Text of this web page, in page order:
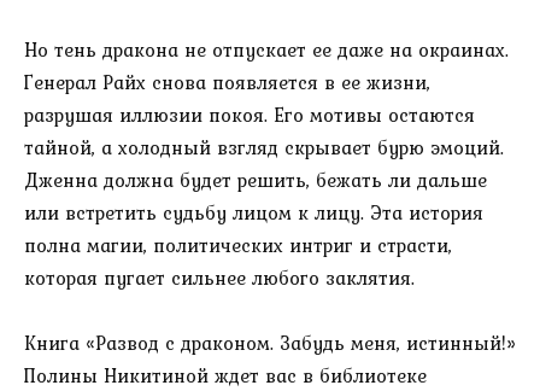
Но тень дракона не отпускает ее даже на окраинах.
Генерал Райх снова появляется в ее жизни,
разрушая иллюзии покоя. Его мотивы остаются
тайной, а холодный взгляд скрывает бурю эмоций.
Дженна должна будет решить, бежать ли дальше
или встретить судьбу лицом к лицу. Эта история
полна магии, политических интриг и страсти,
которая пугает сильнее любого заклятия.
Книга «Развод с драконом. Забудь меня, истинный!»
Полины Никитиной ждет вас в библиотеке